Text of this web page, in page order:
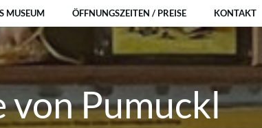
MUSEUM ÖFFNUNGSZEITEN / PREISE KONTAKT
von Pumuckl